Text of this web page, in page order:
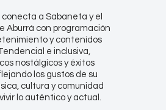
conecta a Sabaneta y el
Aburrá con programación
y contenidos
e inclusiva,
nostálgicos y éxitos
los gustos de su
cultura y comunidad
lo auténtico y actual.